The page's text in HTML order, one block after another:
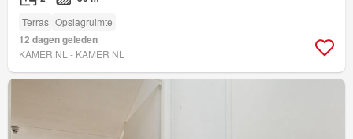
Terras Opslagruimte
12 dagen geleden
KAMER.NL - KAMER NL